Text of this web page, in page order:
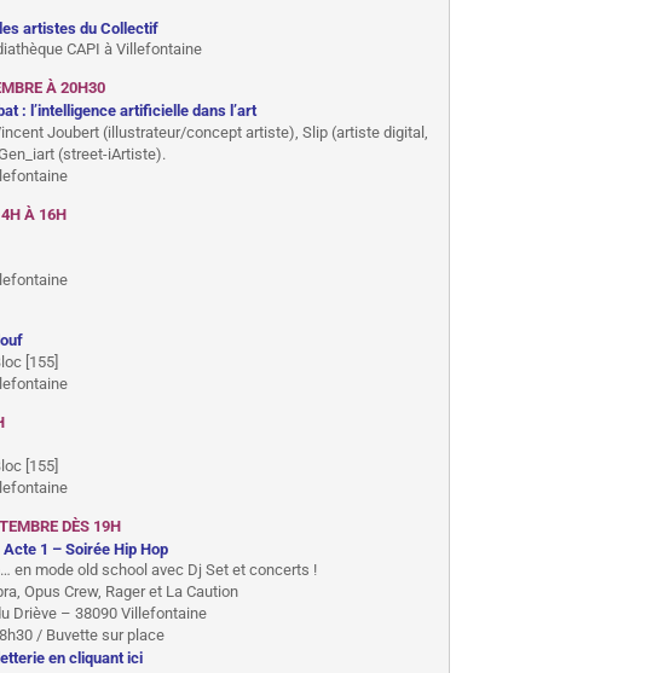
artistes du Collectif
CAPI à Villefontaine
À 20H30
: l’intelligence artificielle dans l’art
Joubert (illustrateur/concept artiste), Slip (artiste digital,
(street-iArtiste).
À 16H
[155]
[155]
DÈS 19H
1 – Soirée Hip Hop
en mode old school avec Dj Set et concerts !
Opus Crew, Rager et La Caution
Driève – 38090 Villefontaine
/ Buvette sur place
en cliquant ici